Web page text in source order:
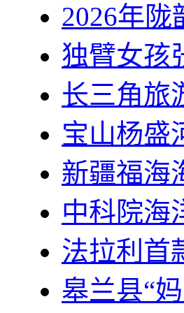
2026年陇
独臂女孩
长三角旅
宝山杨盛
新疆福海
中科院海
法拉利首
皋兰县“